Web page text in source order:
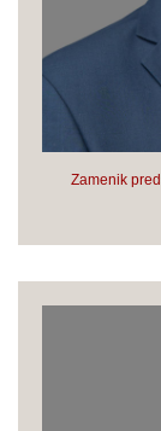
Zamenik